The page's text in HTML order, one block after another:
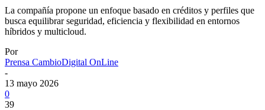
La compañía propone un enfoque basado en créditos y perfiles que
busca equilibrar seguridad, eficiencia y flexibilidad en entornos
híbridos y multicloud.
Por
Prensa CambioDigital OnLine
-
13 mayo 2026
0
39